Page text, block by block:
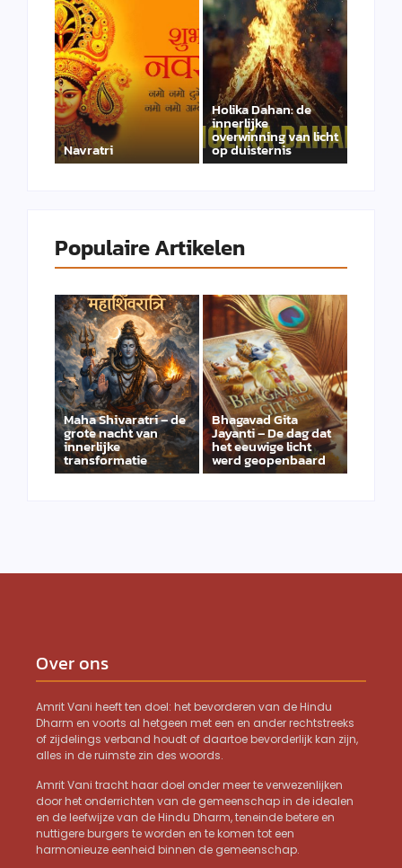
Navratri
Holika Dahan: de
innerlijke
overwinning van licht
op duisternis
Populaire Artikelen
Maha Shivaratri – de
grote nacht van
innerlijke
transformatie
Bhagavad Gita
Jayanti – De dag dat
het eeuwige licht
werd geopenbaard
Over ons
Amrit Vani heeft ten doel: het bevorderen van de Hindu
Dharm en voorts al hetgeen met een en ander rechtstreeks
of zijdelings verband houdt of daartoe bevorderlijk kan zijn,
alles in de ruimste zin des woords.
Amrit Vani tracht haar doel onder meer te verwezenlijken
door het onderrichten van de gemeenschap in de idealen
en de leefwijze van de Hindu Dharm, teneinde betere en
nuttigere burgers te worden en te komen tot een
harmonieuze eenheid binnen de gemeenschap.